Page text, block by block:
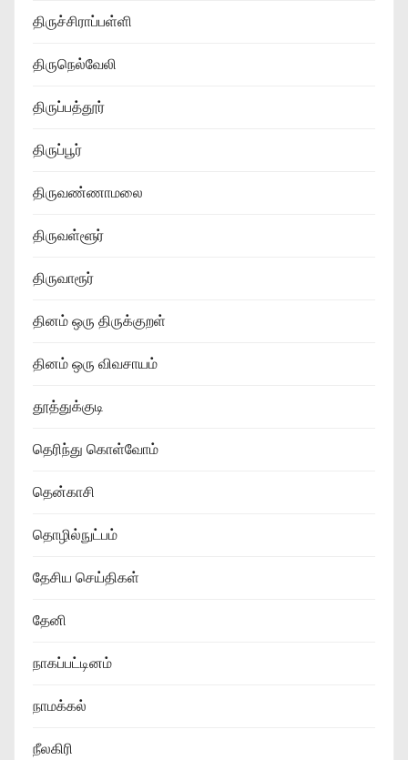
திருச்சிராப்பள்ளி
திருநெல்வேலி
திருப்பத்தூர்
திருப்பூர்
திருவண்ணாமலை
திருவள்ளூர்
திருவாரூர்
தினம் ஒரு திருக்குறள்
தினம் ஒரு விவசாயம்
தூத்துக்குடி
தெரிந்து கொள்வோம்
தென்காசி
தொழில்நுட்பம்
தேசிய செய்திகள்
தேனி
நாகப்பட்டினம்
நாமக்கல்
நீலகிரி